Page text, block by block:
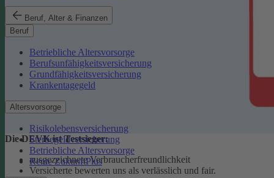
Beruf, Alter & Finanzen
Beruf
Betriebliche Altersvorsorge
Berufsunfähigkeitsversicherung
Grundfähigkeitsversicherung
Krankentagegeld
Altersvorsorge
Risikolebensversicherung
Sterbegeldversicherung
Betriebliche Altersvorsorge
Rente ZukunftPlus
Die DEVK ist Testsieger:
ausgezeichnete Verbraucherfreundlichkeit
Versicherte bewerten uns als verlässlich und fair.